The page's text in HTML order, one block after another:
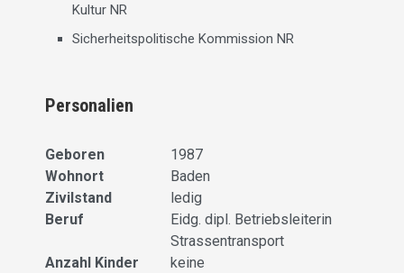
Kultur NR
Sicherheitspolitische Kommission NR
Personalien
Geboren
1987
Wohnort
Baden
Zivilstand
ledig
Beruf
Eidg. dipl. Betriebsleiterin
Strassentransport
Anzahl Kinder
keine